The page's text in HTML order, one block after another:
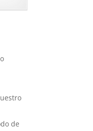
de